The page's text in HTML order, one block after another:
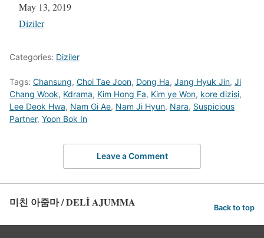
Date
May 13, 2019
In relation to
Diziler
Categories: Diziler
Tags: Chansung, Choi Tae Joon, Dong Ha, Jang Hyuk Jin, Ji
Chang Wook, Kdrama, Kim Hong Fa, Kim ye Won, kore dizisi,
Lee Deok Hwa, Nam Gi Ae, Nam Ji Hyun, Nara, Suspicious
Partner, Yoon Bok In
Leave a Comment
미친 아줌마 / DELİ AJUMMA Back to top